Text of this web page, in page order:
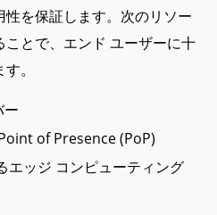
を保証します。次のリソー
とで、エンド ユーザーに十
。
ー
of Presence (PoP)
エッジ コンピューティング